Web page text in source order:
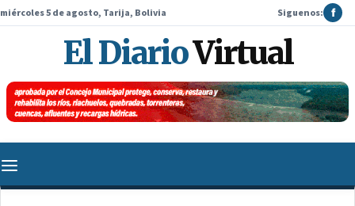
miércoles 5 de agosto, Tarija, Bolivia Siguenos: f
El DiarioVirtual